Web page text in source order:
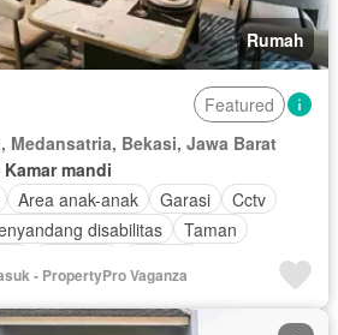
Rumah
Featured
Medansatria, Bekasi, Jawa Barat
Kamar mandi
Area anak-anak Garasi
Cctv
disabilitas
Taman
Pemandangan panorama
parking Keamanan
Telephone
- PropertyPro Vaganza